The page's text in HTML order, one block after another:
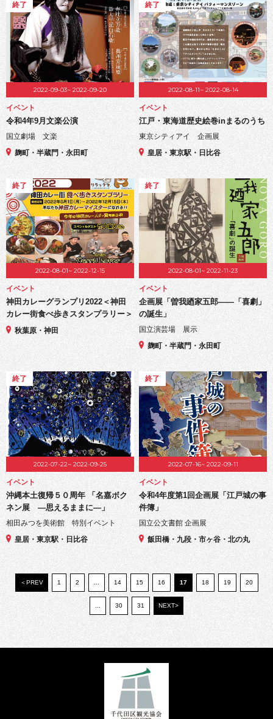
終了
2022-09-03~ 2022-09-20
イベント
令和4年9月文楽公演
国立劇場 文楽
麹町・半蔵門・永田町
終了
2022-08-11~ 2022-08-14
イベント
江戸・東海道歴史絵巻inまるのうち
東京シティアイ 企画展
皇居・東京駅・日比谷
終了
2022-08-01~ 2022-12-15
イベント
神田カレーグランプリ2022＜神田
カレー街食べ歩きスタンプラリー＞
秋葉原・神田
終了
2022-08-01~ 2022-11-23
イベント
企画展「曽我廼家五郎――「喜劇」
の誕生」
国立演芸場 展示
麹町・半蔵門・永田町
終了
2022-07-22~ 2022-09-25
イベント
沖縄本土復帰５０周年 「名嘉ボク
ネン展 ―思えるままに―」
相田みつを美術館 特別イベント
皇居・東京駅・日比谷
終了
2022-07-16~ 2022-09-11
イベント
令和4年度第1回企画展「江戸城の事
件簿」
国立公文書館 企画展
飯田橋・九段・市ヶ谷・北の丸
＜PREV 1 2 14 15 16 17 18 19 20
30 31 NEXT>